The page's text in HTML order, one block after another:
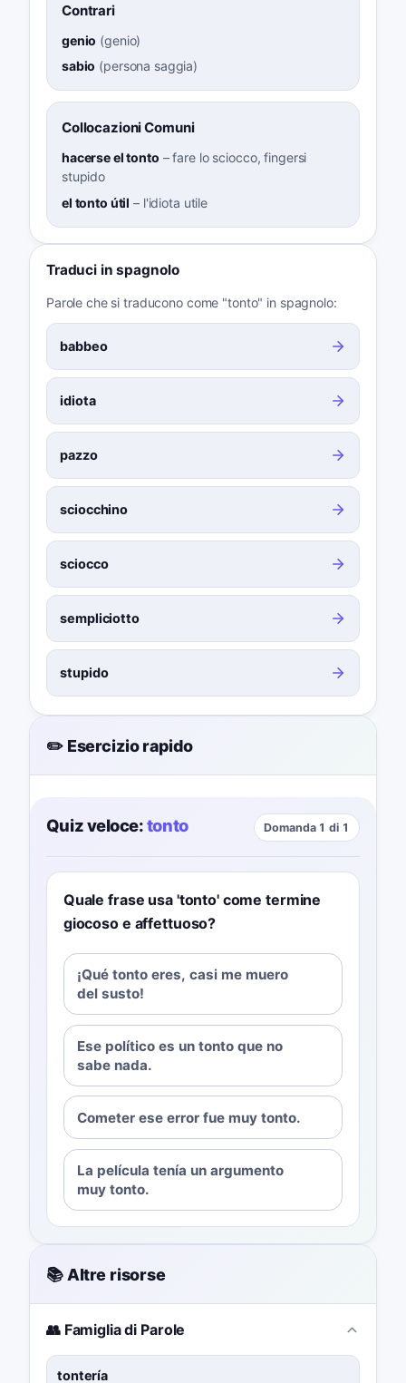
Contrari
genio (genio)
sabio (persona saggia)
Collocazioni Comuni
hacerse el tonto –fare lo sciocco, fingersi
stupido
el tonto útil – l'idiota utile
Traduci in spagnolo
Parole che si traducono come "tonto" in spagnolo:
babbeo
idiota
pazzo
sciocchino
sciocco
sempliciotto
stupido
✏️ Esercizio rapido
Quiz veloce:tonto Domanda 1 di 1
Quale frase usa 'tonto' come termine
giocoso e affettuoso?
¡Qué tonto eres, casi me muero
del susto!
Ese político es un tonto que no
sabe nada.
Cometer ese error fue muy tonto.
La película tenía un argumento
muy tonto.
📚 Altre risorse
👥 Famiglia di Parole
tontería